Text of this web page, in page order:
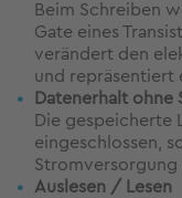
Beim Schreiben
Gate eines
verändert den
und repräsentiert
Datenerhalt ohne
Die gespeicherte
eingeschlossen,
Auslesen / Lesen